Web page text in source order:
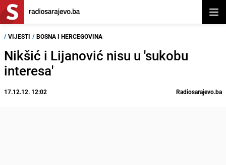
/ VIJESTI / BOSNA I HERCEGOVINA
Nikšić i Lijanović nisu u 'sukobu
interesa'
17.12.12. 12:02 Radiosarajevo.ba